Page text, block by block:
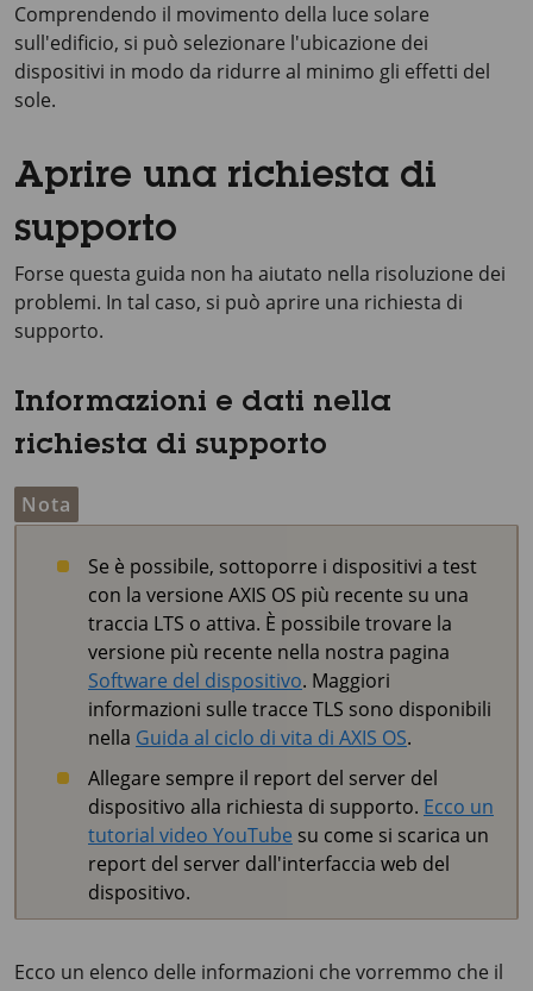
Comprendendo il movimento della luce solare
sull'edificio, si può selezionare l'ubicazione dei
dispositivi in modo da ridurre al minimo gli effetti del
sole.
Aprire una richiesta di
supporto
Forse questa guida non ha aiutato nella risoluzione dei
problemi. In tal caso, si può aprire una richiesta di
supporto.
Informazioni e dati nella
richiesta di supporto
Nota
Se è possibile, sottoporre i dispositivi a test
con la versione AXIS OS più recente su una
traccia LTS o attiva. È possibile trovare la
versione più recente nella nostra pagina
Software del dispositivo. Maggiori
informazioni sulle tracce TLS sono disponibili
nella Guida al ciclo di vita di AXIS OS.
Allegare sempre il report del server del
dispositivo alla richiesta di supporto. Ecco un
tutorial video YouTube su come si scarica un
report del server dall'interfaccia web del
dispositivo.
Ecco un elenco delle informazioni che vorremmo che il